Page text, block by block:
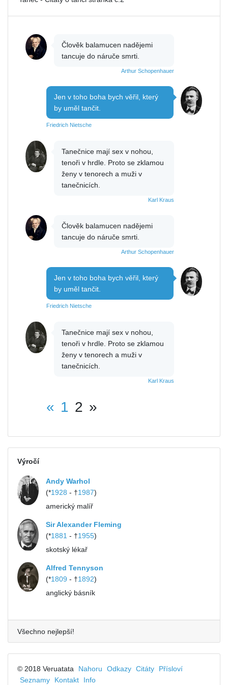
Člověk balamucen nadějemi
tancuje do náruče smrti.
Arthur Schopenhauer
Jen v toho boha bych věřil, který
by uměl tančit.
Friedrich Nietsche
Tanečnice mají sex v nohou,
tenoři v hrdle. Proto se zklamou
ženy v tenorech a muži v
tanečnicích.
Karl Kraus
Člověk balamucen nadějemi
tancuje do náruče smrti.
Arthur Schopenhauer
Jen v toho boha bych věřil, který
by uměl tančit.
Friedrich Nietsche
Tanečnice mají sex v nohou,
tenoři v hrdle. Proto se zklamou
ženy v tenorech a muži v
tanečnicích.
Karl Kraus
« 1 2 »
Výročí
Andy Warhol
(*1928 - †1987)
americký malíř
Sir Alexander Fleming
(*1881 - †1955)
skotský lékař
Alfred Tennyson
(*1809 - †1892)
anglický básník
Všechno nejlepší!
© 2018 Veruatata Nahoru Odkazy Citáty
Přísloví
Seznamy
Kontakt Info